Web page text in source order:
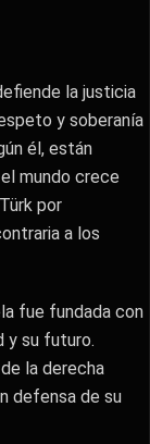
la justicia
y soberanía
él, están
mundo crece
por
a los
fue fundada con
y su futuro.
la derecha
defensa de su